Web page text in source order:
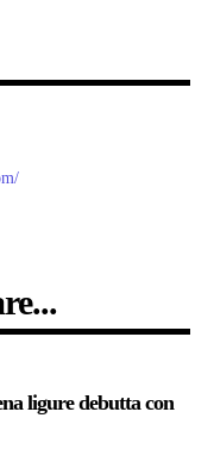
ligure debutta con